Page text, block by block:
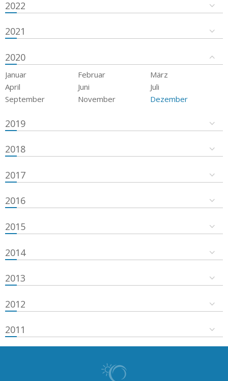
2022
2021
2020
Januar Februar
März
April
Juni
Juli
September
November Dezember
2019
2018
2017
2016
2015
2014
2013
2012
2011